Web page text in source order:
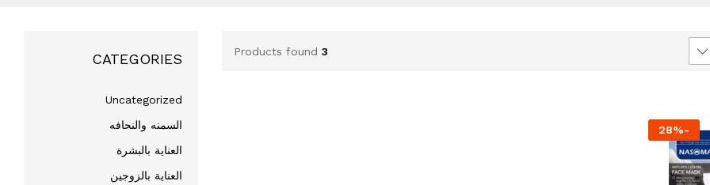
3
Products found
-
28%
CATEGORIES
Uncategorized
السمنه والنحافه
العناية بالبشرة
العناية بالزوجين